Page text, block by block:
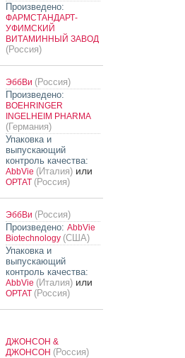
Произведено:
ФАРМСТАНДАРТ-
УФИМСКИЙ
ВИТАМИННЫЙ ЗАВОД
(Россия)
ЭббВи (Россия)
Произведено:
BOEHRINGER
INGELHEIM PHARMA
(Германия)
Упаковка и
выпускающий
контроль качества:
AbbVie (Италия)или
ОРТАТ (Россия)
ЭббВи (Россия)
Произведено: AbbVie
Biotechnology (США)
Упаковка и
выпускающий
контроль качества:
AbbVie (Италия)или
ОРТАТ (Россия)
ДЖОНСОН &
ДЖОНСОН (Россия)